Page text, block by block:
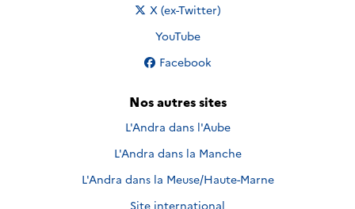
Nous suivre sur
X (ex-Twitter)
Nous suivre sur
YouTube
Nous suivre sur
Facebook
Nos autres sites
L'Andra dans l'Aube
L'Andra dans la Manche
L'Andra dans la Meuse/Haute-Marne
Site international